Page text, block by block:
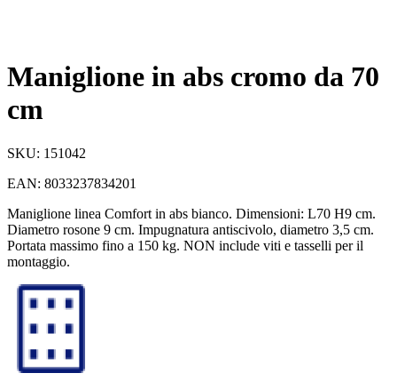
Maniglione in abs cromo da 70
cm
SKU: 151042
EAN: 8033237834201
Maniglione linea Comfort in abs bianco. Dimensioni: L70 H9 cm.
Diametro rosone 9 cm. Impugnatura antiscivolo, diametro 3,5 cm.
Portata massimo fino a 150 kg. NON include viti e tasselli per il
montaggio.